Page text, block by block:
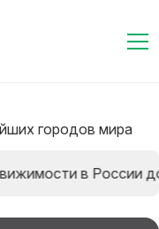
городов мира
в России